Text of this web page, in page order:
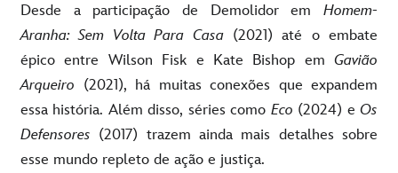
Desde a participação de Demolidor em Homem-
Aranha: Sem Volta Para Casa(2021) até o embate
épico entre Wilson Fisk e Kate Bishop em Gavião
Arqueiro (2021), há muitas conexões que expandem
essa história. Além disso, séries como Eco (2024) eOs
Defensores (2017) trazem ainda mais detalhes sobre
esse mundo repleto de ação e justiça.